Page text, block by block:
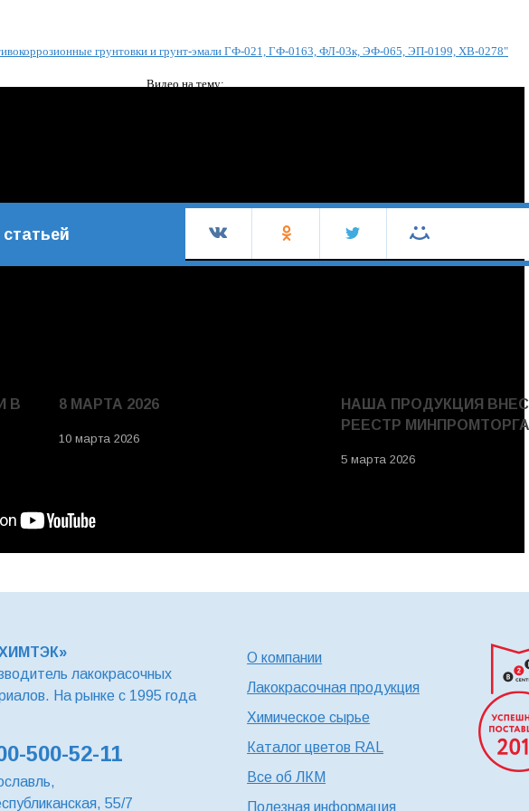
грунтовки и грунт-эмали ГФ-021, ГФ-0163, ФЛ-03к, ЭФ-065, ЭП-0199, ХВ-0278"
Видео на тему:
В
8 МАРТА 2026
10 марта 2026
НАША ПРОДУКЦИЯ
РЕЕСТР МИНПРОМТОРГА
5 марта 2026
лакокрасочных
На рынке с 1995 года
500-52-11
55/7
О компании
Лакокрасочная продукция
Химическое сырье
Каталог цветов RAL
Все об ЛКМ
Полезная информация